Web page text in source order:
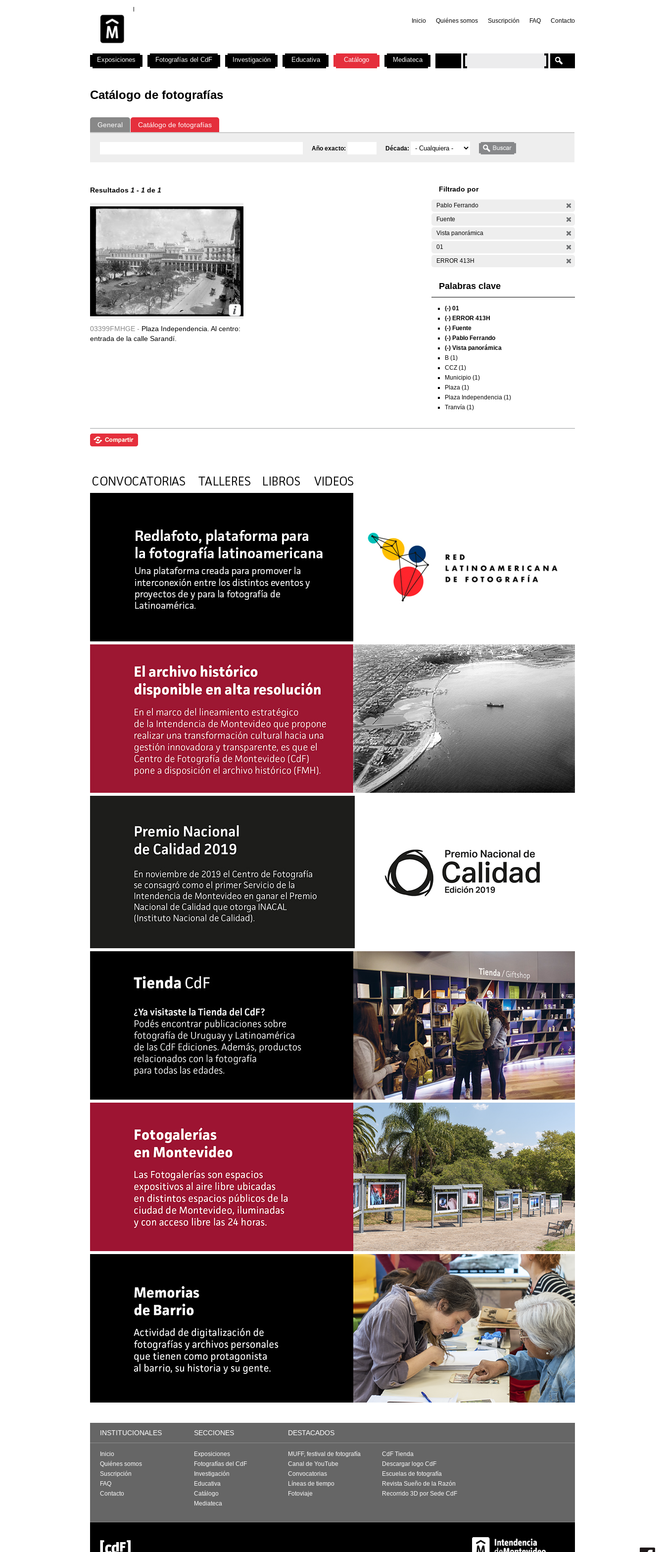
Inicio Quiénes somos Suscripción FAQ Contacto
Catálogo de fotografías
General Catálogo de fotografías
Año exacto: Década:
Resultados 1 - 1 de 1
03399FMHGE - Plaza Independencia. Al centro:
entrada de la calle Sarandí.
Filtrado por
Pablo Ferrando
Fuente
Vista panorámica
01
ERROR 413H
Palabras clave
(-) 01
(-) ERROR 413H
(-) Fuente
(-) Pablo Ferrando
(-) Vista panorámica
B (1)
CCZ (1)
Municipio (1)
Plaza (1)
Plaza Independencia (1)
Tranvía (1)
Exposiciones Fotografías del CdF Investigación Educativa Catálogo Mediateca
INSTITUCIONALES SECCIONES DESTACADOS
Inicio
Quiénes somos
Suscripción
FAQ
Contacto
Exposiciones
Fotografías del CdF
Investigación
Educativa
Catálogo
Mediateca
MUFF, festival de fotografía
Canal de YouTube
Convocatorias
Líneas de tiempo
Fotoviaje
CdF Tienda
Descargar logo CdF
Escuelas de fotografía
Revista Sueño de la Razón
Recorrido 3D por Sede CdF